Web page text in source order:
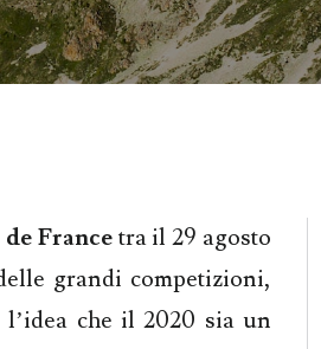
Francetra il 29 agosto
grandi competizioni,
che il 2020 sia un